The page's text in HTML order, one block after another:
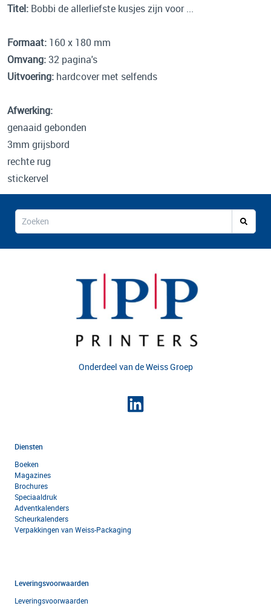
Titel: Bobbi de allerliefste kusjes zijn voor ...
Formaat: 160 x 180 mm
Omvang:32 pagina's
Uitvoering: hardcover met selfends
Afwerking:
genaaid gebonden
3mm grijsbord
rechte rug
stickervel
Onderdeel van deWeiss Groep
Diensten
Boeken
Magazines
Brochures
Speciaaldruk
Adventkalenders
Scheurkalenders
Verpakkingen van Weiss-Packaging
Leveringsvoorwaarden
Leveringsvoorwaarden